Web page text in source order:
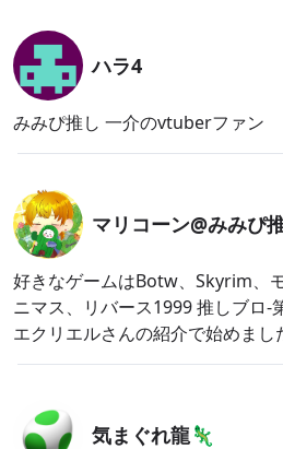
ハラ4
みみぴ推し 一介のvtuberファン
マリコーン@みみぴ
好きなゲームはBotw、Skyrim、
ニマス、リバース1999 推しブロ-
エクリエルさんの紹介で始めまし
@kanoseinokemono YouTube：
気まぐれ龍🦎